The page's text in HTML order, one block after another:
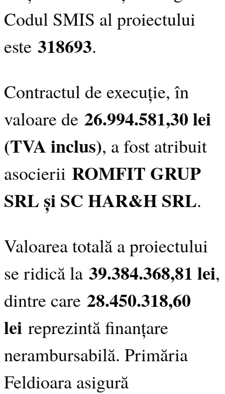
Codul SMIS al proiectului
este 318693.
Contractul de execuție, în
valoare de 26.994.581,30 lei
(TVA inclus), a fost atribuit
asocierii ROMFIT GRUP
SRL și SC HAR&H SRL.
Valoarea totală a proiectului
se ridică la 39.384.368,81 lei,
dintre care 28.450.318,60
lei reprezintă finanțare
nerambursabilă. Primăria
Feldioara asigură